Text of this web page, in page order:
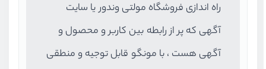
راه اندازی فروشگاه مولتی وندور یا سایت
آگهی که پر از رابطه بین کاربر و محصول و
آگهی هست ، با مونگو قابل توجیه و منطقی